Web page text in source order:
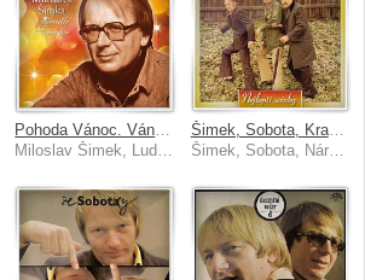
Šimek, Sobota, Krampol: Nejlepší scénky
Šimek, Sobota, Nárožný, Krampol